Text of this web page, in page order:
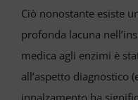
Ciò nonostante esiste
profonda lacuna
medica agli enzimi è
all’aspetto diagnostico